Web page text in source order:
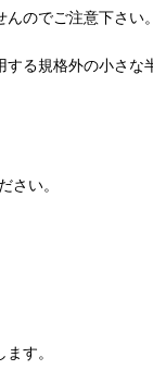
のでご注意下さい。
る規格外の小さ
さい。
す。